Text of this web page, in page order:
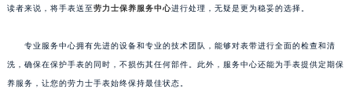
读者来说，将手表送至劳力士保养服务中心进行处理，无疑是更为稳妥的选择。
专业服务中心拥有先进的设备和专业的技术团队，能够对表带进行全面的检查和清
洗，确保在保护手表的同时，不损伤其任何部件。此外，服务中心还能为手表提供定期保
养服务，让您的劳力士手表始终保持最佳状态。